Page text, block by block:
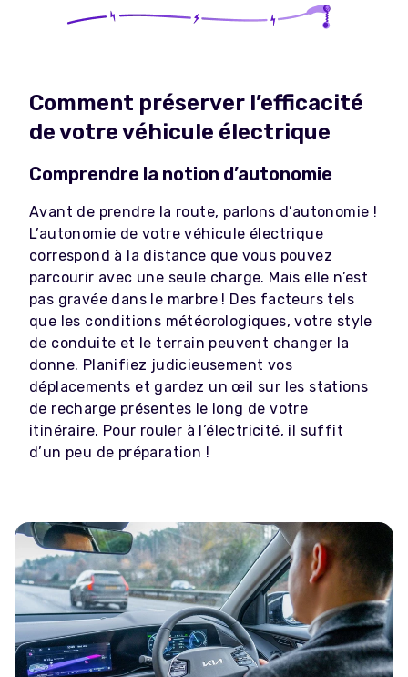
Comment préserver l’efficacité
de votre véhicule électrique
Comprendre la notion d’autonomie
Avant de prendre la route, parlons d’autonomie !
L’autonomie de votre véhicule électrique
correspond à la distance que vous pouvez
parcourir avec une seule charge. Mais elle n’est
pas gravée dans le marbre ! Des facteurs tels
que les conditions météorologiques, votre style
de conduite et le terrain peuvent changer la
donne. Planifiez judicieusement vos
déplacements et gardez un œil sur les stations
de recharge présentes le long de votre
itinéraire. Pour rouler à l’électricité, il suffit
d’un peu de préparation !